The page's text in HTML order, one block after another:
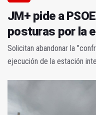
JM+ pide a
posturas por la
Solicitan abandonar la
ejecución de la estación